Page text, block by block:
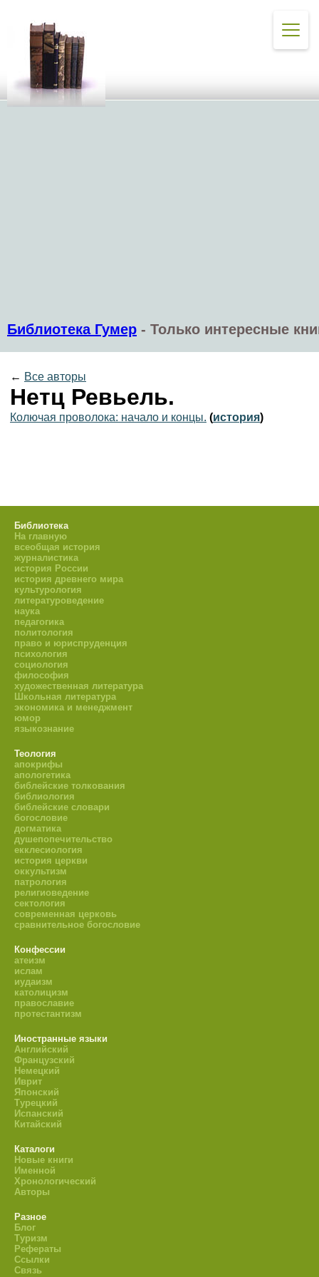
Библиотека Гумер - Только интересные
← Все авторы
Нетц Ревьель.
Колючая проволока: начало и концы. (история)
Библиотека
На главную
всеобщая история
журналистика
история России
история древнего мира
культурология
литературоведение
наука
педагогика
политология
право и юриспруденция
психология
социология
философия
художественная литература
Школьная литература
экономика и менеджмент
юмор
языкознание
Теология
апокрифы
апологетика
библейские толкования
библиология
библейские словари
богословие
догматика
душепопечительство
екклесиология
история церкви
оккультизм
патрология
религиоведение
сектология
современная церковь
сравнительное богословие
Конфессии
атеизм
ислам
иудаизм
католицизм
православие
протестантизм
Иностранные языки
Английский
Французский
Немецкий
Иврит
Японский
Турецкий
Испанский
Китайский
Каталоги
Новые книги
Именной
Хронологический
Авторы
Разное
Блог
Туризм
Рефераты
Ссылки
Связь